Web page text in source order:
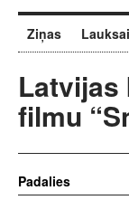
Ziņas
Latvijas
filmu
Padalies